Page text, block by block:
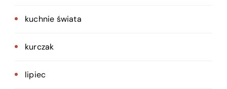
kuchnie świata
kurczak
lipiec